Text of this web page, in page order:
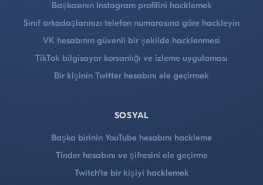
Başkasının Instagram profilini hacklemek
Sınıf arkadaşlarınızı telefon numarasına göre hackleyin
VK hesabının güvenli bir şekilde hacklenmesi
TikTok bilgisayar korsanlığı ve izleme uygulaması
Bir kişinin Twitter hesabını ele geçirmek
SOSYAL
Başka birinin YouTube hesabını hackleme
Tinder hesabını ve şifresini ele geçirme
Twitch'te bir kişiyi hacklemek